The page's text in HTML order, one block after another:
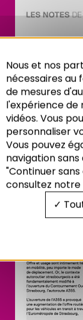
Recherche
Nous et nos
nécessaires au
de mesures
l'expérience
vidéos. Vous
personnaliser
Vous pouvez
navigation
"Continuer
consultez notre